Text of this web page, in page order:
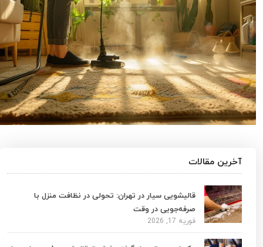
آخرین مقالات
قالیشویی سیار در تهران: تحولی در نظافت منزل با
صرفه‌جویی در وقت
فوریه 17, 2026